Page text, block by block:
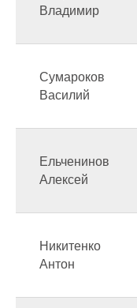
Владимир
Сумароков
Василий
Ельченинов
Алексей
Никитенко
Антон